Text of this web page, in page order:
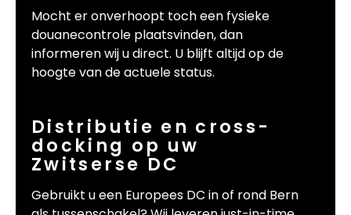
Mocht er onverhoopt toch een fysieke
douanecontrole plaatsvinden, dan
informeren wij u direct. U blijft altijd op de
hoogte van de actuele status.
Distributie en cross-
docking op uw
Zwitserse DC
Gebruikt u een Europees DC in of rond Bern